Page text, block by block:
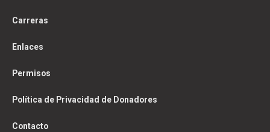
Carreras
Enlaces
Permisos
Política de Privacidad de Donadores
Contacto